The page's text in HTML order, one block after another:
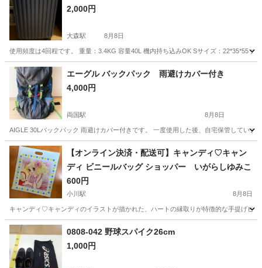
2,000円
大森駅 8月8日
使用頻度は4回程です。 重量：3.4KG 容量40L 機内持ち込みOK Sサイズ：22*35*55 大
東京 大田区 大森駅 バッグ
エーグル バックパック 雨避けカバー付き
4,000円
両国駅 8月8日
AIGLE 30Lバックパック 雨避けカバー付きです。 一度使用した後、自宅保管してい
東京 墨田区 両国駅 バッグ
【オンライン決済・配送可】キャンディ♡キャン
ディ ビニールバッグ ショッパー いがらしゆみこ
600円
小川駅 8月8日
キャンディ♡キャンディのイラストが描かれた、ハートの縁取りが特徴的な手提げビ
東京 小平市 バッグ キャンディキャンディ
0808-042 野球スパイク26cm
1,000円